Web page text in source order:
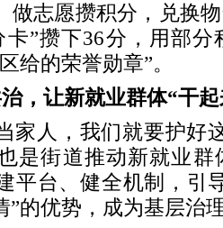
做志愿攒积分，兑换
卡”攒下36分，用部
给的荣誉勋章”。
，让新就业群体“干
家人，我们就要护好
是街道推动新就业群
平台、健全机制，引
”的优势，成为基层治